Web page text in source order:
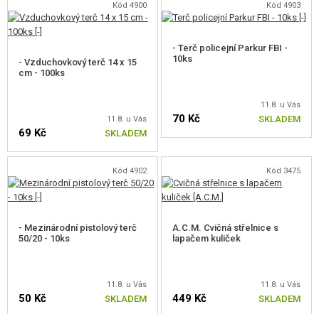
VYSÍLAČKY, HEADSETY, KAMERY
DOPLŇKY KE ZBRANÍM, POPRUHY
NÁHRADNÍ DÍLY, UPGRADE
SEBEOBRANA, VÝCVIK, NOŽE
TERČE
STŘELNICE A PŘÍSLUŠENSTVÍ
Kód 4900
- Vzduchovkový terč 14 x 15
cm - 100ks
11.8. u Vás
69 Kč SKLADEM
Kód 4903
- Terč policejní Parkur FBI -
10ks
11.8. u Vás
70 Kč SKLADEM
Kód 4902
- Mezinárodní pistolový terč
50/20 - 10ks
11.8. u Vás
50 Kč SKLADEM
Kód 3475
A.C.M. Cvičná střelnice s
lapačem kuliček
11.8. u Vás
449 Kč SKLADEM